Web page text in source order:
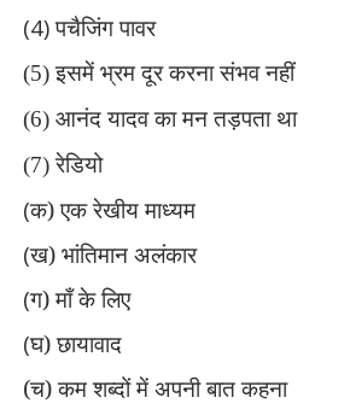
(4)पचैजिंग पावर
(5)इसमें भ्रम दूर करना संभव नहीं
(6) आनंद यादव का मन तड़पता था
(7)रेडियो
(क) एक रेखीय माध्यम
(ख) भांतिमान अलंकार
(ग) माँ के लिए
(घ) छायावाद
(च) कम शब्दों में अपनी बात कहना